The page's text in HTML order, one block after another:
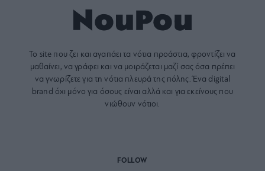
Το site που ζει και αγαπάει τα νότια προάστια, φροντίζει να
μαθαίνει, να γράφει και να μοιράζεται μαζί σας όσα πρέπει
να γνωρίζετε για τη νότια πλευρά της πόλης. Ένα digital
brand όχι μόνο για όσους είναι αλλά και για εκείνους που
νιώθουν νότιοι.
FOLLOW